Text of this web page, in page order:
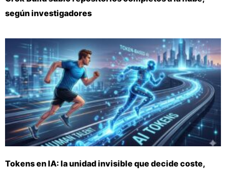
según investigadores
Tokens en IA: la unidad invisible que decide coste,